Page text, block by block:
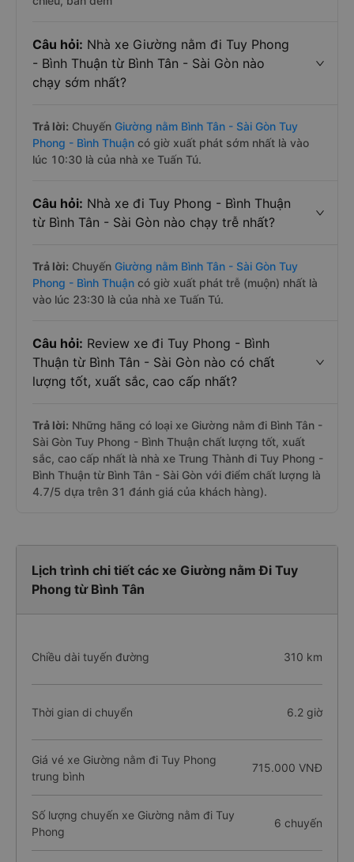
Câu hỏi: Nhà xe Giường nằm đi Tuy Phong
- Bình Thuận từ Bình Tân - Sài Gòn nào
chạy sớm nhất?
Trả lời: Chuyến Giường nằm Bình Tân - Sài Gòn Tuy
Phong - Bình Thuận có giờ xuất phát sớm nhất là vào
lúc 10:30 là của nhà xe Tuấn Tú.
Câu hỏi: Nhà xe đi Tuy Phong - Bình Thuận
từ Bình Tân - Sài Gòn nào chạy trễ nhất?
Trả lời: Chuyến Giường nằm Bình Tân - Sài Gòn Tuy
Phong - Bình Thuận có giờ xuất phát trễ (muộn) nhất là
vào lúc 23:30 là của nhà xe Tuấn Tú.
Câu hỏi: Review xe đi Tuy Phong - Bình
Thuận từ Bình Tân - Sài Gòn nào có chất
lượng tốt, xuất sắc, cao cấp nhất?
Trả lời: Những hãng có loại xe Giường nằm đi Bình Tân -
Sài Gòn Tuy Phong - Bình Thuận chất lượng tốt, xuất
sắc, cao cấp nhất là nhà xe Trung Thành đi Tuy Phong -
Bình Thuận từ Bình Tân - Sài Gòn với điểm chất lượng là
4.7/5 dựa trên 31 đánh giá của khách hàng).
Lịch trình chi tiết các xe Giường nằm Đi Tuy
Phong từ Bình Tân
Chiều dài tuyến đường 310 km
Thời gian di chuyển 6.2 giờ
Giá vé xe Giường nằm đi Tuy Phong
trung bình
715.000 VNĐ
Số lượng chuyến xe Giường nằm đi Tuy
Phong
6 chuyến